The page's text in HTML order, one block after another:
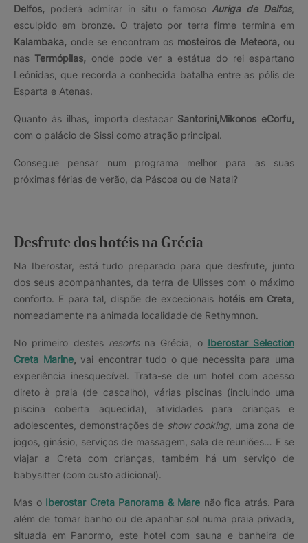
Delfos, poderá admirar in situ o famoso Auriga de Delfos,
esculpido em bronze. O trajeto por terra firme termina em
Kalambaka, onde se encontram os mosteiros de Meteora,ou
nas Termópilas, onde pode ver a estátua do rei espartano
Leónidas, que recorda a conhecida batalha entre as pólis de
Esparta e Atenas.
Quanto às ilhas, importa destacar Santorini,Mikonos eCorfu,
com o palácio de Sissi como atração principal.
Consegue pensar num programa melhor para as suas
próximas férias de verão, da Páscoa ou de Natal?
Desfrute dos hotéis na Grécia
Na Iberostar, está tudo preparado para que desfrute, junto
dos seus acompanhantes, da terra de Ulisses com o máximo
conforto. E para tal, dispõe de excecionais hotéis em Creta,
nomeadamente na animada localidade de Rethymnon.
No primeiro destesresortsna Grécia, o Iberostar Selection
Creta Marine,vai encontrar tudo o que necessita para uma
experiência inesquecível. Trata-se de um hotel com acesso
direto à praia (de cascalho), várias piscinas (incluindo uma
piscina coberta aquecida), atividades para crianças e
adolescentes, demonstrações de show cooking, uma zona de
jogos, ginásio, serviços de massagem, sala de reuniões… E se
viajar a Creta com crianças, também há um serviço de
babysitter (com custo adicional).
Mas o Iberostar Creta Panorama & Mare não fica atrás. Para
além de tomar banho ou de apanhar sol numa praia privada,
situada em Panormo, este hotel com sauna e banheira de